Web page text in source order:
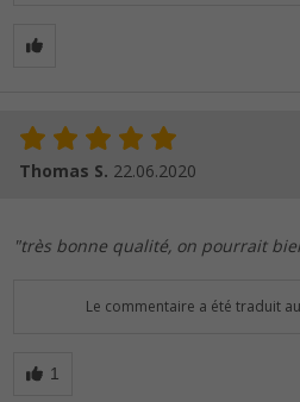
Thomas S. 22.06.2020
"très bonne qualité, on pourrait
Le commentaire a été traduit